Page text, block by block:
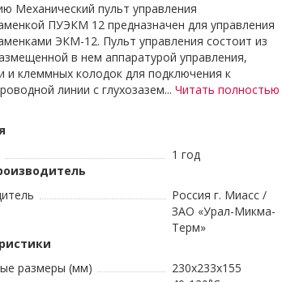
Механический пульт управления
ПУЭКМ 12 предназначен для управления
ЭКМ-12. Пульт управления состоит из
в нем аппаратурой управления,
и клеммных колодок для подключения к
линии с глухозазем... Читать полностью
1 год
Россия г. Миасс /
ЗАО «Урал-Микма-
Терм»
размеры (мм)
230х233х155